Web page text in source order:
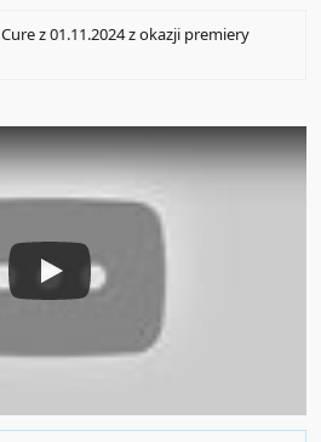
z 01.11.2024 z okazji premiery